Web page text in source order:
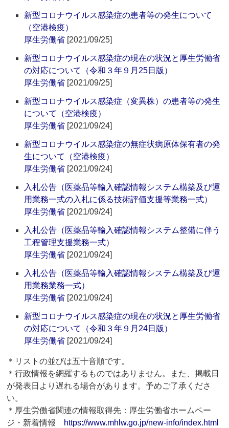
新型コロナウイルス感染症の患者等の発生について
（空港検疫）
厚生労働省 [2021/09/25]
新型コロナウイルス感染症の現在の状況と厚生労働省
の対応について（令和３年９月25日版）
厚生労働省 [2021/09/25]
新型コロナウイルス感染症（変異株）の患者等の発生
について（空港検疫）
厚生労働省 [2021/09/24]
新型コロナウイルス感染症の無症状病原体保有者の発
生について（空港検疫）
厚生労働省 [2021/09/24]
入札公告（医薬品等輸入確認情報システム構築及び運
用業務一式の入札に係る技術評価支援等業務一式）
厚生労働省 [2021/09/24]
入札公告（医薬品等輸入確認情報システム整備に伴う
工程管理支援業務一式）
厚生労働省 [2021/09/24]
入札公告（医薬品等輸入確認情報システム構築及び運
用業務業務一式）
厚生労働省 [2021/09/24]
新型コロナウイルス感染症の現在の状況と厚生労働省
の対応について（令和３年９月24日版）
厚生労働省 [2021/09/24]
＊リストの並びは五十音順です。
＊行政情報を網羅するものではありません。また、掲載日
が発表日より遅れる場合があります。予めご了承くださ
い。
＊厚生労働省関連の情報取得先：厚生労働省ホームペー
ジ・新着情報 https://www.mhlw.go.jp/new-info/index.html